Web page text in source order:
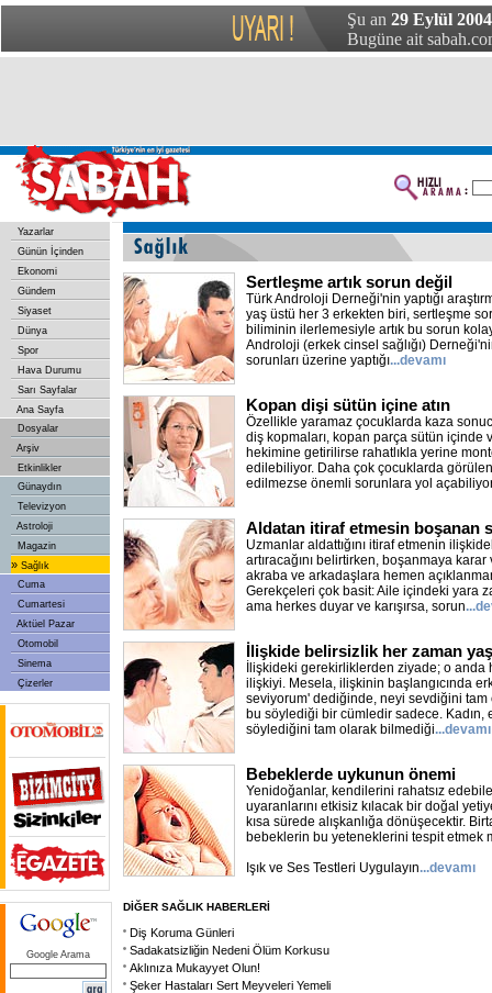
Şu an 29 Eylül
Bugüne ait
Yazarlar
Günün İçinden
Ekonomi
Gündem
Siyaset
Dünya
Spor
Hava Durumu
Sarı Sayfalar
Ana Sayfa
Dosyalar
Arşiv
Etkinlikler
Günaydın
Televizyon
Astroloji
Magazin
» Sağlık
Cuma
Cumartesi
Aktüel Pazar
Otomobil
Sinema
Çizerler
Google Arama
Sertleşme artık sorun değil
Türk Androloji Derneği'nin yaptığı
yaş üstü her 3 erkekten biri, sertleşme
biliminin ilerlemesiyle artık bu sorun
Androloji (erkek cinsel sağlığı)
sorunları üzerine yaptığı...devamı
Kopan dişi sütün içine atın
Özellikle yaramaz çocuklarda kaza
diş kopmaları, kopan parça sütün içinde
hekimine getirilirse rahatlıkla yerine
edilebiliyor. Daha çok çocuklarda görülen
edilmezse önemli sorunlara yol
Aldatan itiraf etmesin boşanan
Uzmanlar aldattığını itiraf etmenin
artıracağını belirtirken, boşanmaya
akraba ve arkadaşlara hemen
Gerekçeleri çok basit: Aile içindeki yara
ama herkes duyar ve karışırsa, sorun
İlişkide belirsizlik her zaman
İlişkideki gerekirliklerden ziyade; o
ilişkiyi. Mesela, ilişkinin başlangıcında
seviyorum' dediğinde, neyi sevdiğini tam
bu söylediği bir cümledir sadece.
söylediğini tam olarak bilmediği...devamı
Bebeklerde uykunun önemi
Yenidoğanlar, kendilerini rahatsız
uyaranlarını etkisiz kılacak bir doğal
kısa sürede alışkanlığa dönüşecektir.
bebeklerin bu yeteneklerini tespit etmek
Işık ve Ses Testleri Uygulayın...devamı
DİĞER SAĞLIK HABERLERİ
Diş Koruma Günleri
Sadakatsizliğin Nedeni Ölüm Korkusu
Aklınıza Mukayyet Olun!
Şeker Hastaları Sert Meyveleri Yemeli